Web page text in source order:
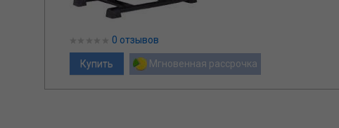
0 отзывов
Мгновенная рассрочка